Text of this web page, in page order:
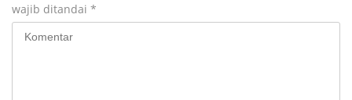
wajib ditandai *